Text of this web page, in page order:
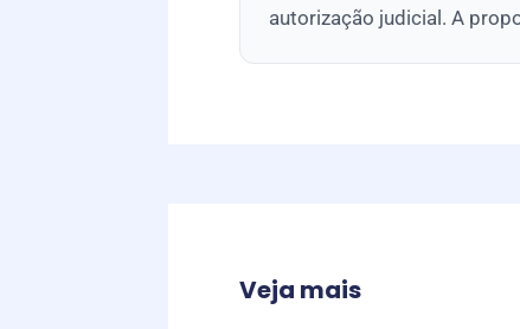
autorização judicial. A
Veja mais